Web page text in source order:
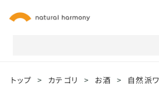
トップ > カテゴリ > お酒 > 自然派